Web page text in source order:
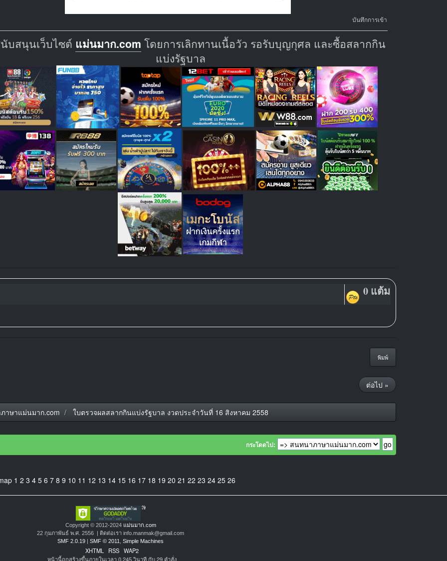
บันทึกการเข้า
บสนุนเว็บไซต์ แม่นมาก.com โดยการเลิกทานเนื้อวัว รอรับบุญกุศล และซื้อสลากกิน
แบ่งรัฐบาล
0 แต้ม
พิมพ์
ต่อไป »
าษาแม่นมาก.com ใบตรวจผลสลากกินแบ่งรัฐบาล งวดประจำวันที่ 16 สิงหาคม 2558
กระโดดไป:
1 2 3 4 5 6 7 8 9 10 11 12 13 14 15 16 17 18 19 20 21 22 23 24 25 26
Copyright © 2012-2024 แม่นมาก.com
22 กุมภาพันธ์ พ.ศ. 2556 | ติดต่อเรา info.manmak@gmail.com
SMF 2.0.19
SMF © 2011, Simple Machines
XHTML RSS WAP2
หน้านี้ถูกสร้างขึ้นภายในเวลา 0.245 วินาที กับ 29 คำสั่ง